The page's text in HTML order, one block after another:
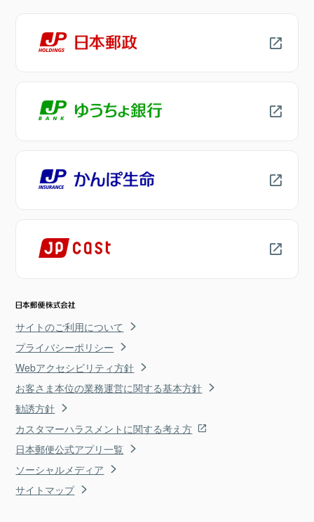
サイトのご利用について
プライバシーポリシー
Webアクセシビリティ方針
お客さま本位の業務運営に関する基本方針
勧誘方針
カスタマーハラスメントに関する考え方
日本郵便公式アプリ一覧
ソーシャルメディア
サイトマップ